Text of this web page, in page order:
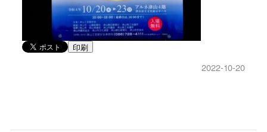
印刷
2022-10-20